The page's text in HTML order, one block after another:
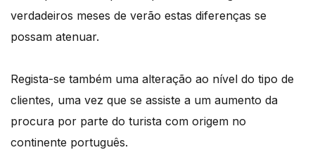
verdadeiros meses de verão estas diferenças se
possam atenuar.
Regista-se também uma alteração ao nível do tipo de
clientes, uma vez que se assiste a um aumento da
procura por parte do turista com origem no
continente português.